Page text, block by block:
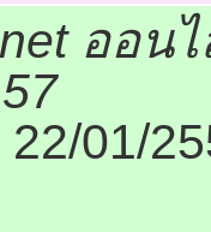
ออ
22/01/